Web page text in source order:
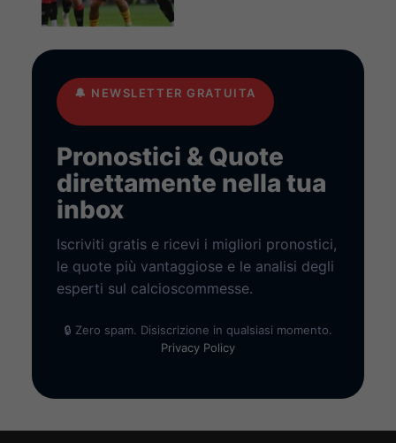
🔔 NEWSLETTER GRATUITA
Pronostici & Quote
direttamente nella tua
inbox
Iscriviti gratis e ricevi i migliori pronostici,
le quote più vantaggiose e le analisi degli
esperti sul calcioscommesse.
🔒 Zero spam. Disiscrizione in qualsiasi momento.
Privacy Policy